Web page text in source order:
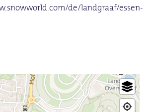
de/landgraaf/essen-